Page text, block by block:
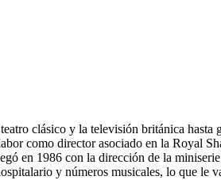
clásico y la televisión británica
como director asociado en la Royal
en 1986 con la dirección de la miniserie
y números musicales, lo que le